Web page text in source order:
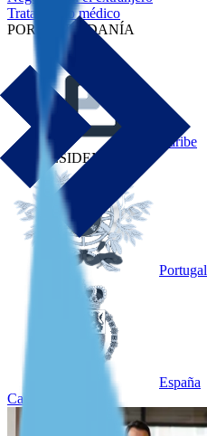
Tratamiento médico
POR CIUDADANÍA
Caribe
POR RESIDENCIA
Portugal
España
Caso destacado